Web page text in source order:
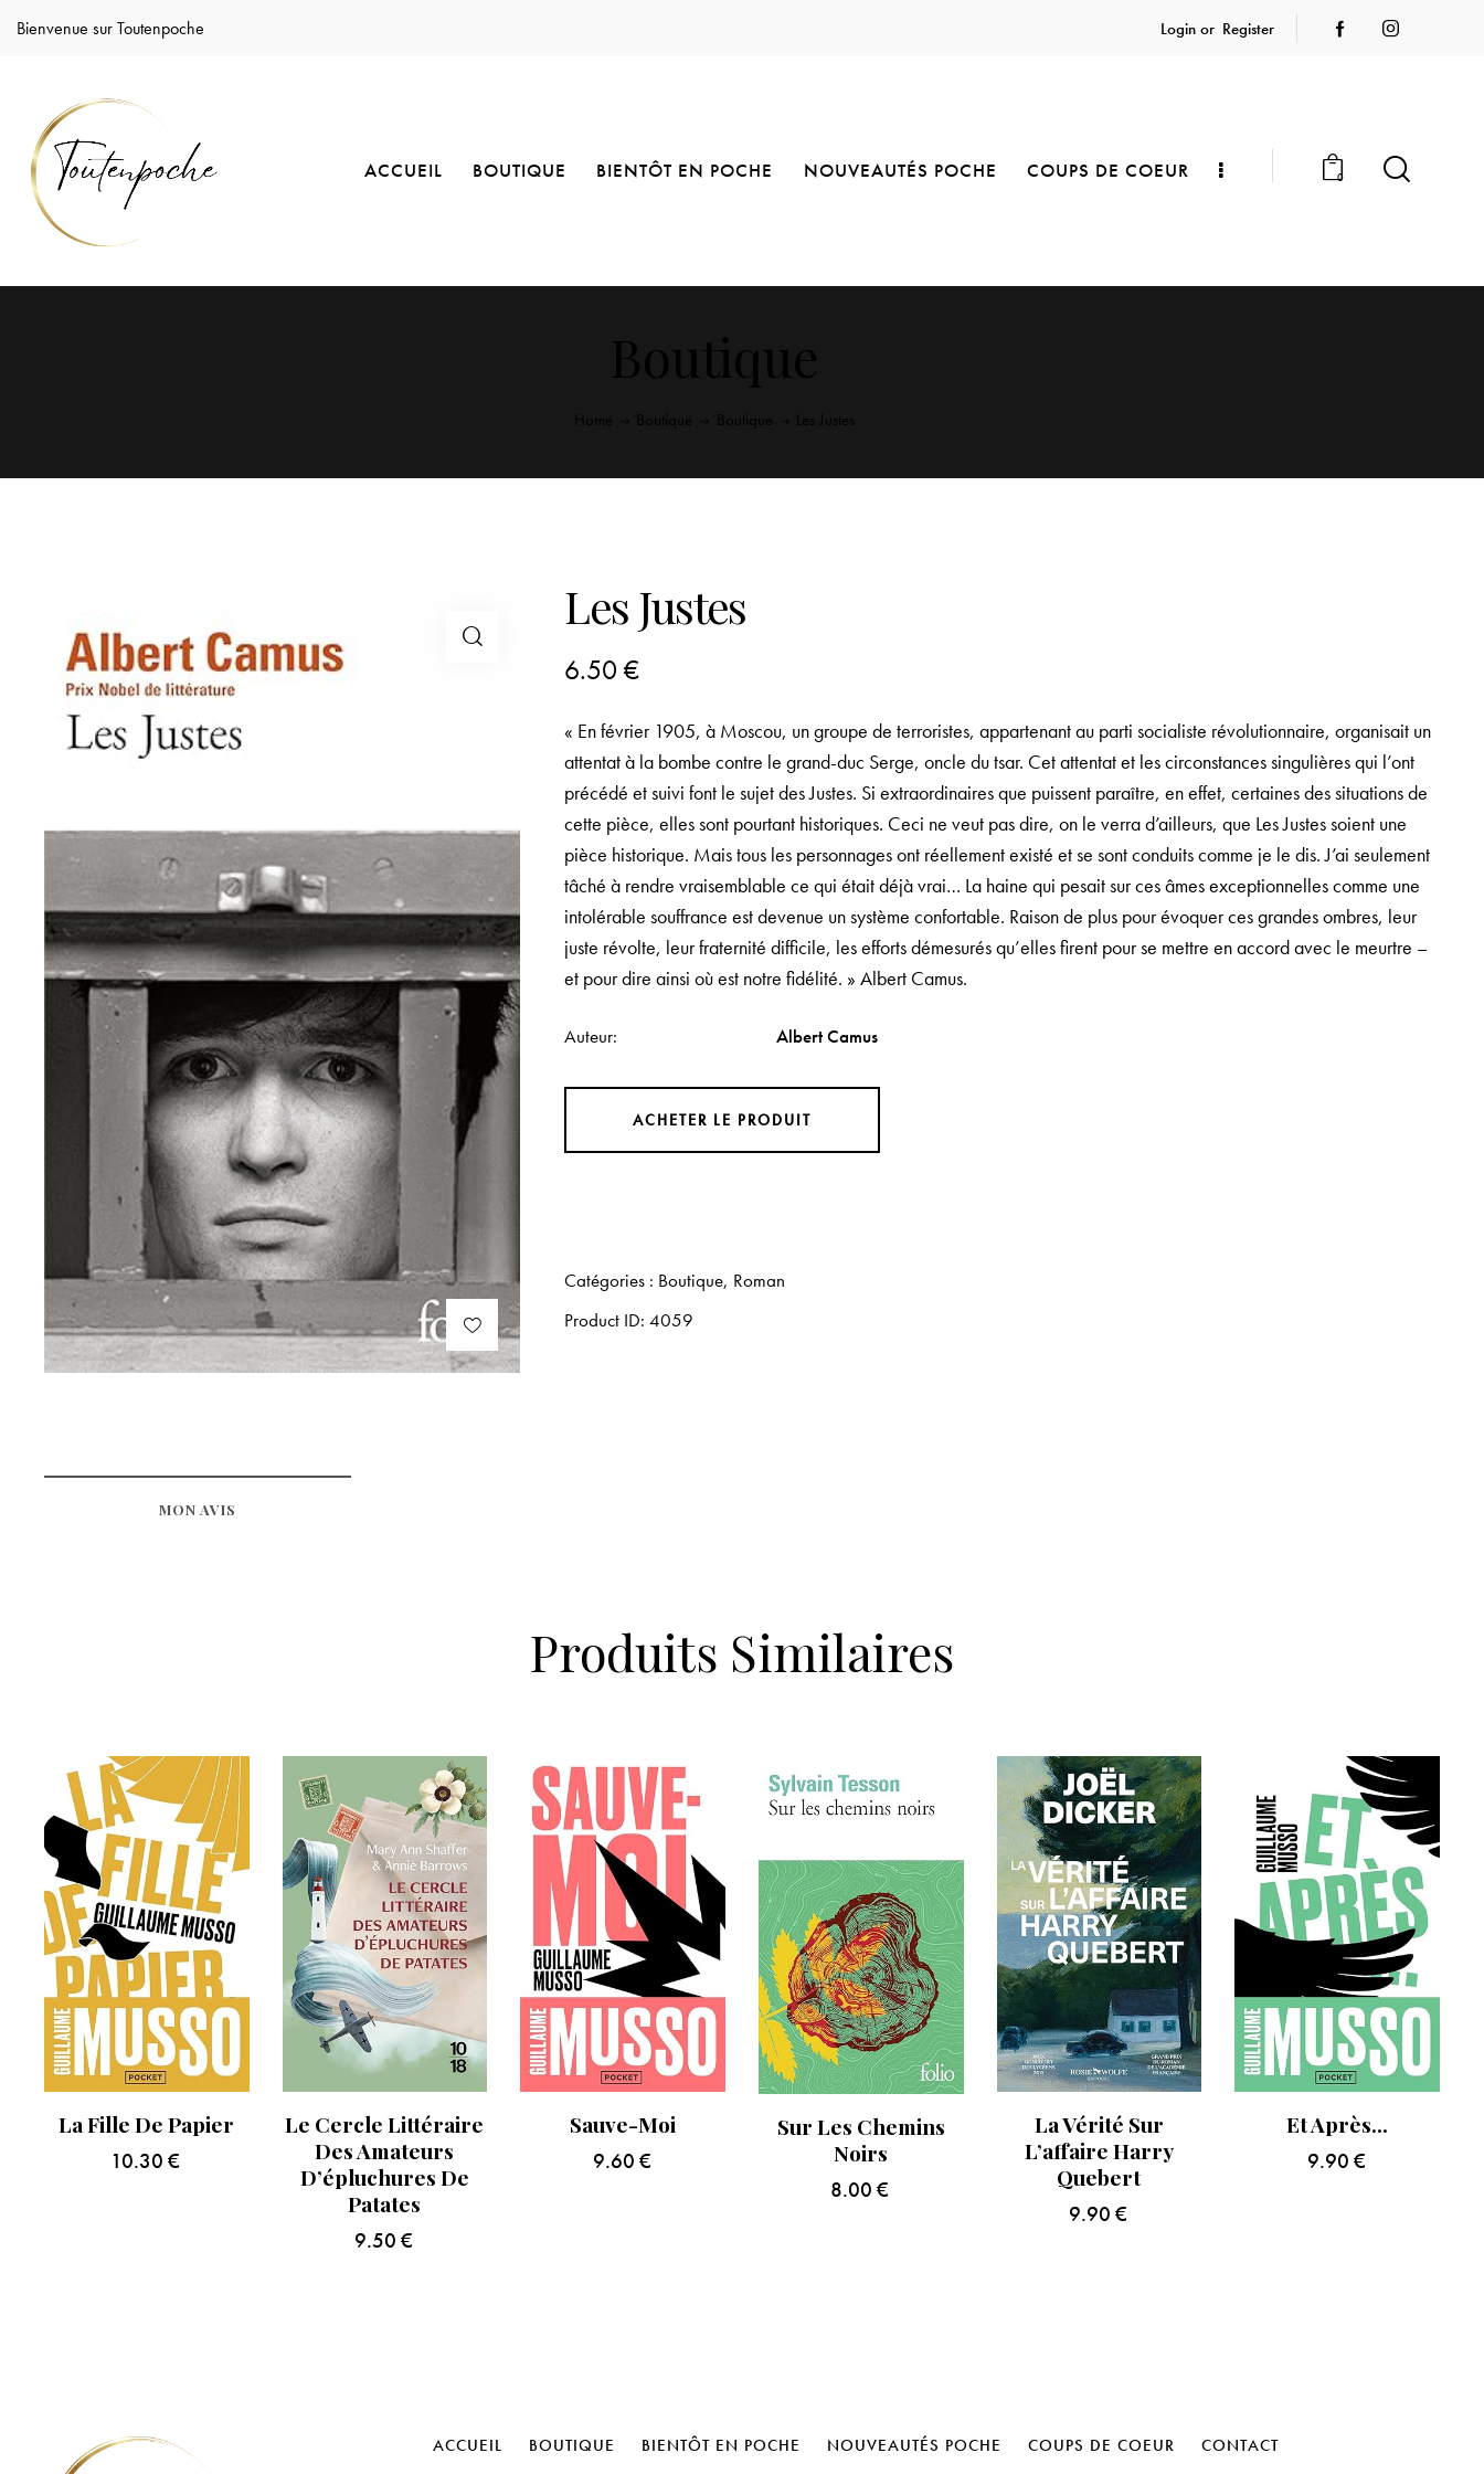
Bienvenue sur Toutenpoche Login or Register
ACCUEIL BOUTIQUE BIENTÔT EN POCHE NOUVEAUTÉS POCHE COUPS DE COEUR 0
Les Justes
6.50€
« En février 1905, à Moscou, un groupe de terroristes, appartenant au parti socialiste révolutionnaire, organisait un
attentat à la bombe contre le grand-duc Serge, oncle du tsar. Cet attentat et les circonstances singulières qui l’ont
précédé et suivi font le sujet des Justes. Si extraordinaires que puissent paraître, en effet, certaines des situations de
cette pièce, elles sont pourtant historiques. Ceci ne veut pas dire, on le verra d’ailleurs, que Les Justes soient une
pièce historique. Mais tous les personnages ont réellement existé et se sont conduits comme je le dis. J’ai seulement
tâché à rendre vraisemblable ce qui était déjà vrai… La haine qui pesait sur ces âmes exceptionnelles comme une
intolérable souffrance est devenue un système confortable. Raison de plus pour évoquer ces grandes ombres, leur
juste révolte, leur fraternité difficile, les efforts démesurés qu’elles firent pour se mettre en accord avec le meurtre –
et pour dire ainsi où est notre fidélité. » Albert Camus.
Auteur Albert Camus
ACHETER LE PRODUIT
Catégories : Boutique, Roman
Product ID:4059
MON AVIS
Produits Similaires
La Fille De Papier
10.30€
Le Cercle Littéraire
Des Amateurs
D’épluchures De
Patates
9.50 €
Sauve-Moi
9.60 €
Sur Les Chemins
Noirs
8.00€
La Vérité Sur
L’affaire Harry
Quebert
9.90 €
Et Après…
9.90 €
ACCUEIL BOUTIQUE BIENTÔT EN POCHE NOUVEAUTÉS POCHE COUPS DE COEUR CONTACT